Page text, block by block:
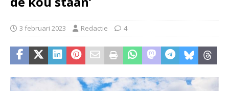
3 februari 2023 Redactie 4